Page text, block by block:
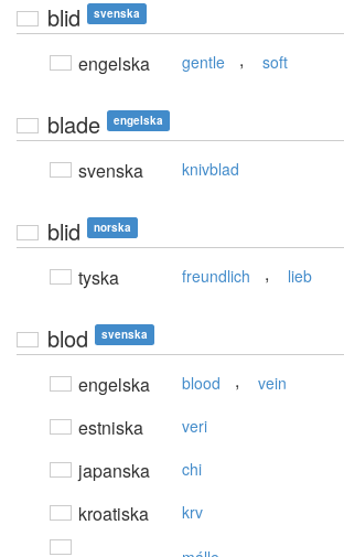
blid svenska
engelska gentle , soft
blade engelska
svenska knivblad
blid norska
tyska freundlich , lieb
blod svenska
engelska blood , vein
estniska veri
japanska chi
kroatiska krv